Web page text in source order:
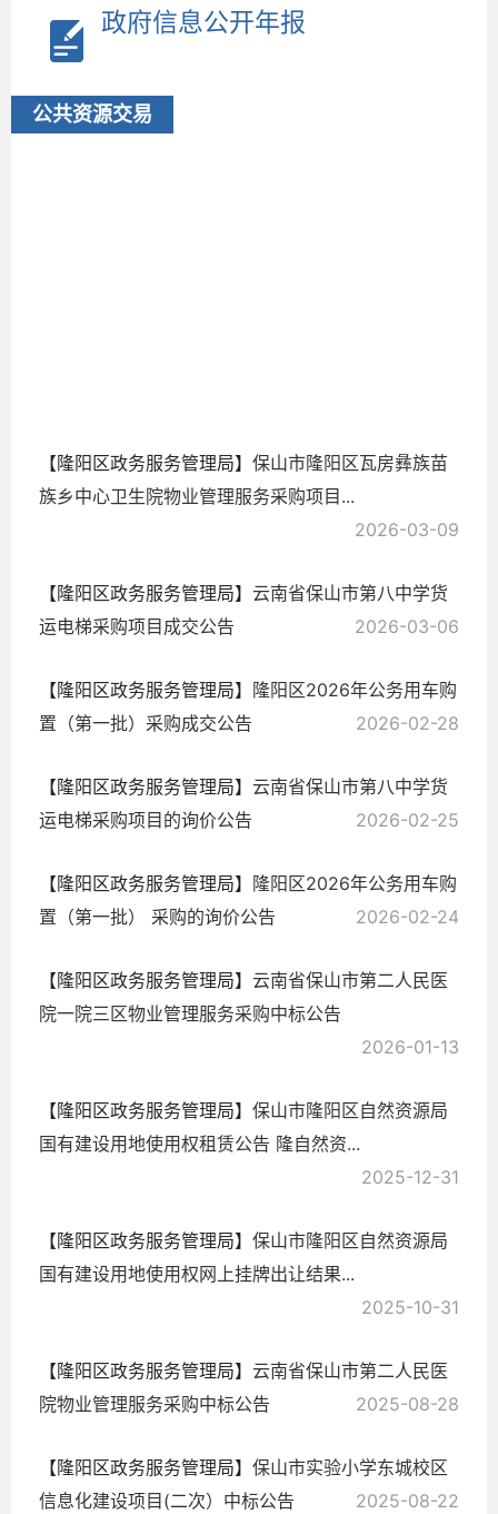
政府信息公开年报
公共资源交易
【隆阳区政务服务管理局】 保山市隆阳区瓦房彝族苗
族乡中心卫生院物业管理服务采购项目...
2026-03-09
【隆阳区政务服务管理局】 云南省保山市第八中学货
运电梯采购项目成交公告
2026-03-06
【隆阳区政务服务管理局】 隆阳区2026年公务用车购
置（第一批）采购成交公告
2026-02-28
【隆阳区政务服务管理局】 云南省保山市第八中学货
运电梯采购项目的询价公告
2026-02-25
【隆阳区政务服务管理局】 隆阳区2026年公务用车购
置（第一批） 采购的询价公告
2026-02-24
【隆阳区政务服务管理局】 云南省保山市第二人民医
院一院三区物业管理服务采购中标公告
2026-01-13
【隆阳区政务服务管理局】 保山市隆阳区自然资源局
国有建设用地使用权租赁公告 隆自然资...
2025-12-31
【隆阳区政务服务管理局】 保山市隆阳区自然资源局
国有建设用地使用权网上挂牌出让结果...
2025-10-31
【隆阳区政务服务管理局】 云南省保山市第二人民医
院物业管理服务采购中标公告
2025-08-28
【隆阳区政务服务管理局】 保山市实验小学东城校区
信息化建设项目(二次）中标公告
2025-08-22